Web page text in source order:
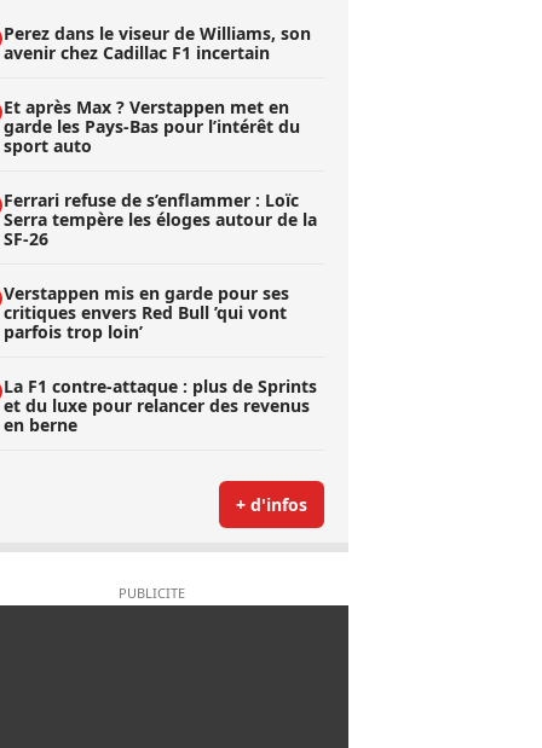
Perez dans le viseur de Williams, son
avenir chez Cadillac F1 incertain
Et après Max ? Verstappen met en
garde les Pays-Bas pour l’intérêt du
sport auto
Ferrari refuse de s’enflammer : Loïc
Serra tempère les éloges autour de la
SF-26
Verstappen mis en garde pour ses
critiques envers Red Bull ’qui vont
parfois trop loin’
La F1 contre-attaque : plus de Sprints
et du luxe pour relancer des revenus
en berne
+ d'infos